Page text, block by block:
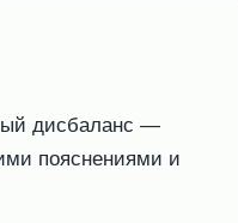
дисбаланс —
пояснениями и